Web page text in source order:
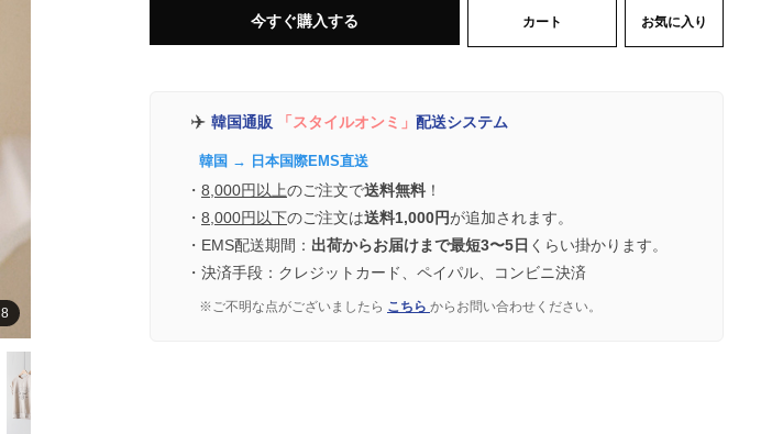
8
今すぐ購入する カート お気に入り
✈️ 韓国通販 「スタイルオンミ」 配送システム
韓国 → 日本国際EMS直送
・ 8,000円以上のご注文で送料無料 ！
・ 8,000円以下のご注文は送料1,000円が追加されます。
・EMS配送期間： 出荷からお届けまで最短3〜5日 くらい掛かります。
・決済手段：クレジットカード、ペイパル、コンビニ決済
※ご不明な点がございましたら こちら からお問い合わせください。